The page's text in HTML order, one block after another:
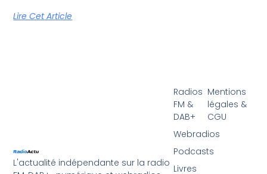
Lire Cet Article
L'actualité indépendante sur la radio
Radios
FM &
DAB+
Webradios
Podcasts
Livres
Mentions
légales &
CGU